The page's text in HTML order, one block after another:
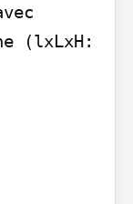
(lxLxH: